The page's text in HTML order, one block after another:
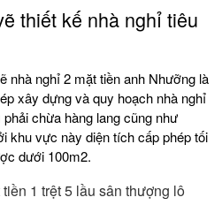
thiết kế nhà nghỉ tiêu
nhà nghỉ 2 mặt tiền anh Nhưỡng là
xây dựng và quy hoạch nhà nghỉ
chừa hàng lang cũng như
khu vực này diện tích cấp phép tối
dưới 100m2.